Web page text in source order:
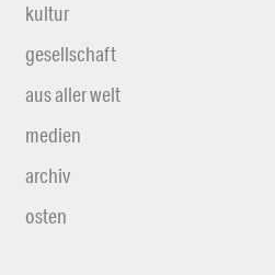
kultur
gesellschaft
aus aller welt
medien
archiv
osten